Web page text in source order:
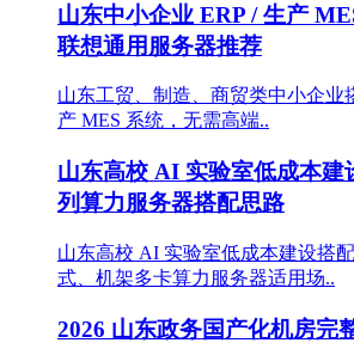
山东中小企业 ERP / 生产
联想通用服务器推荐
山东工贸、制造、商贸类中小企业
产 MES 系统，无需高端..
山东高校 AI 实验室低成本建
列算力服务器搭配思路
山东高校 AI 实验室低成本建设搭
式、机架多卡算力服务器适用场..
2026 山东政务国产化机房完